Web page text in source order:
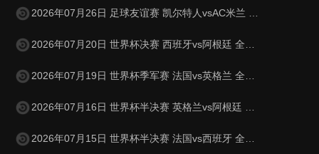
2026年07月26日 足球友谊赛 凯尔特人vsAC米兰 全场录像
2026年07月20日 世界杯决赛 西班牙vs阿根廷 全场录像
2026年07月19日 世界杯季军赛 法国vs英格兰 全场录像
2026年07月16日 世界杯半决赛 英格兰vs阿根廷 全场录像
2026年07月15日 世界杯半决赛 法国vs西班牙 全场录像